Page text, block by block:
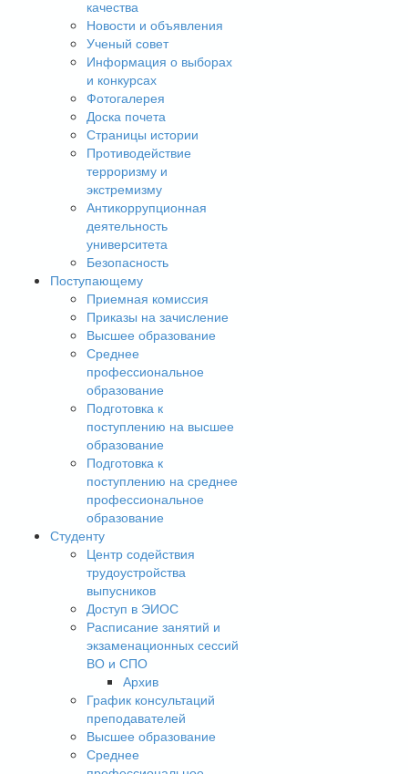
качества
Новости и объявления
Ученый совет
Информация о выборах
и конкурсах
Фотогалерея
Доска почета
Страницы истории
Противодействие
терроризму и
экстремизму
Антикоррупционная
деятельность
университета
Безопасность
Поступающему
Приемная комиссия
Приказы на зачисление
Высшее образование
Среднее
профессиональное
образование
Подготовка к
поступлению на высшее
образование
Подготовка к
поступлению на среднее
профессиональное
образование
Студенту
Центр содействия
трудоустройства
выпусников
Доступ в ЭИОС
Расписание занятий и
экзаменационных сессий
ВО и СПО
Архив
График консультаций
преподавателей
Высшее образование
Среднее